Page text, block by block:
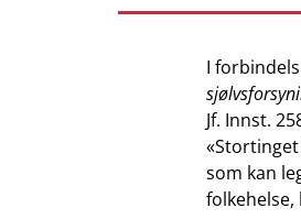
I
Jf. Innst.
som kan